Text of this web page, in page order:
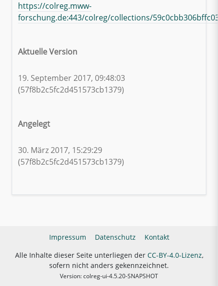
https://colreg.mww-
forschung.de:443/colreg/collections/
Aktuelle Version
19. September 2017, 09:48:03
(57f8b2c5fc2d451573cb1379)
Angelegt
30. März 2017, 15:29:29
(57f8b2c5fc2d451573cb1379)
Impressum Datenschutz
Kontakt
Alle Inhalte dieser Seite unterliegen der CC-BY-4.0-Lizenz,
sofern nicht anders gekennzeichnet.
Version: colreg-ui-4.5.20-SNAPSHOT